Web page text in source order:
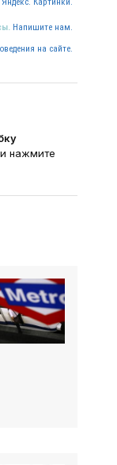
Напишите нам.
на сайте.
нажмите